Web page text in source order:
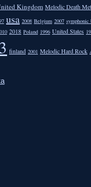
Kingdom Melodic Death
usa 2008 Belgium 2007
2018 Poland 1996 United States
finland 2001 Melodic Hard Rock